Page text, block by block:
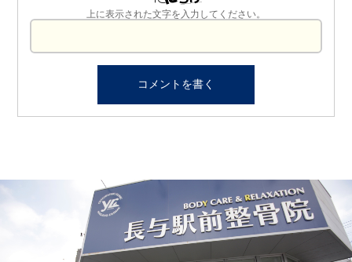
上に表示された文字を入力してください。